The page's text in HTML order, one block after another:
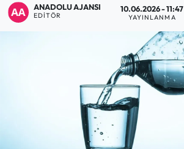
ANADOLU AJANSI
EDITÖR
10.06.2026 - 11:47
YAYINLANMA
Çorum Son Dakika Haberleri
Son Dakika Haberleri